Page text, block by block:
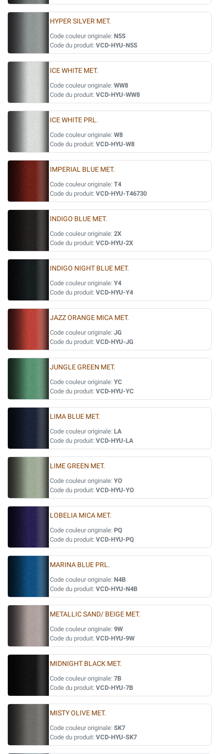
HYPER SILVER MET.
Code couleur originale: N5S
Code du produit: VCD-HYU-N5S
ICE WHITE MET.
Code couleur originale: WW8
Code du produit: VCD-HYU-WW8
ICE WHITE PRL.
Code couleur originale: W8
Code du produit: VCD-HYU-W8
IMPERIAL BLUE MET.
Code couleur originale: T4
Code du produit: VCD-HYU-T46730
INDIGO BLUE MET.
Code couleur originale: 2X
Code du produit: VCD-HYU-2X
INDIGO NIGHT BLUE MET.
Code couleur originale: Y4
Code du produit: VCD-HYU-Y4
JAZZ ORANGE MICA MET.
Code couleur originale: JG
Code du produit: VCD-HYU-JG
JUNGLE GREEN MET.
Code couleur originale: YC
Code du produit: VCD-HYU-YC
LIMA BLUE MET.
Code couleur originale: LA
Code du produit: VCD-HYU-LA
LIME GREEN MET.
Code couleur originale: YO
Code du produit: VCD-HYU-YO
LOBELIA MICA MET.
Code couleur originale: PQ
Code du produit: VCD-HYU-PQ
MARINA BLUE PRL.
Code couleur originale: N4B
Code du produit: VCD-HYU-N4B
METALLIC SAND/ BEIGE MET.
Code couleur originale: 9W
Code du produit: VCD-HYU-9W
MIDNIGHT BLACK MET.
Code couleur originale: 7B
Code du produit: VCD-HYU-7B
MISTY OLIVE MET.
Code couleur originale: SK7
Code du produit: VCD-HYU-SK7